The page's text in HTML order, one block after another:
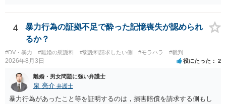
完全に所有する場合は、他の相続人に対して自宅の評価額の１/２の代
償金の支払いが必要になります。
4
暴力行為の証拠不足で酔った記憶喪失が認められ
るか？
#DV・暴力 #離婚の慰謝料 #慰謝料請求したい側 #モラハラ #裁判
2026年8月3日 役にたった 2
離婚・男女問題に強い弁護士
泉 亮介 弁護士
暴力行為があったこと等を証明するのは，損害賠償を請求する側もし